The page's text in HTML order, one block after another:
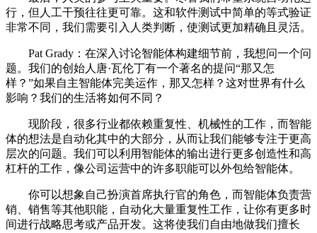
行，但人工干预往往更可靠。这和软件测试中简单的等式验证
非常不同，我们需要引入人类判断，使测试更加精确且灵活。
Pat Grady：在深入讨论智能体构建细节前，我想问一个问
题。我们的创始人唐·瓦伦丁有一个著名的提问“那又怎
样？”如果自主智能体完美运作，那又怎样？这对世界有什么
影响？我们的生活将如何不同？
现阶段，很多行业都依赖重复性、机械性的工作，而智能
体的想法是自动化其中的大部分，从而让我们能够专注于更高
层次的问题。我们可以利用智能体的输出进行更多创造性和高
杠杆的工作，像公司运营中的许多职能可以外包给智能体。
你可以想象自己扮演首席执行官的角色，而智能体负责营
销、销售等其他职能，自动化大量重复性工作，让你有更多时
间进行战略思考或产品开发。这将使我们自由地做我们擅长